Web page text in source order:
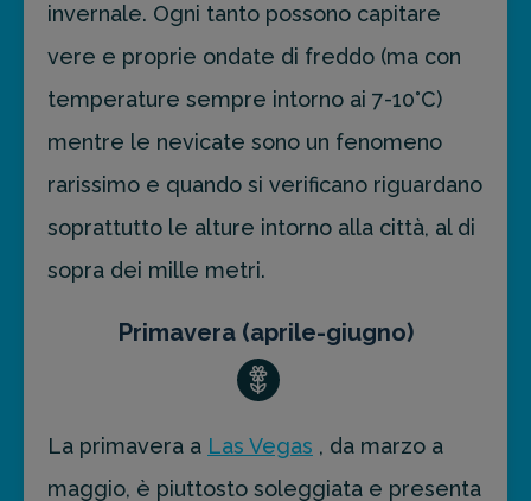
invernale. Ogni tanto possono capitare
vere e proprie ondate di freddo (ma con
temperature sempre intorno ai 7-10°C)
mentre le nevicate sono un fenomeno
rarissimo e quando si verificano riguardano
soprattutto le alture intorno alla città, al di
sopra dei mille metri.
Primavera (aprile-giugno)
La primavera a Las Vegas , da marzo a
maggio, è piuttosto soleggiata e presenta